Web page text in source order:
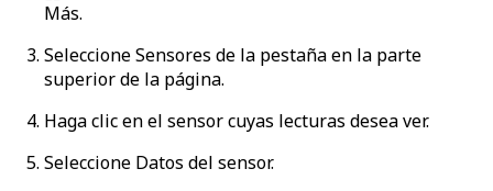
Más.
SeleccioneSensores de la pestaña en la parte
superior de la página.
Haga clic en el sensor cuyas lecturas desea ver.
Seleccione Datos del sensor.